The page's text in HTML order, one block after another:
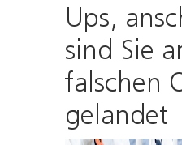
Ups,
sind Sie
falschen
gelandet